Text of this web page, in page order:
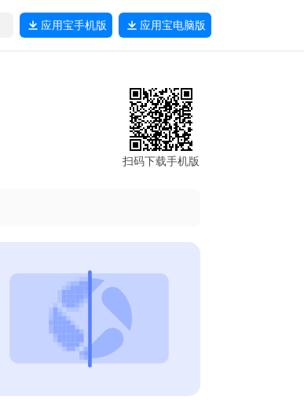
应用宝手机版 应用宝电脑版
扫码下载手机版